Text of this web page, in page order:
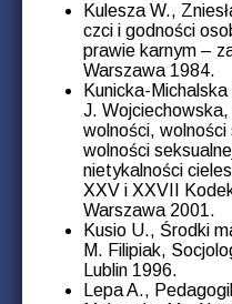
Kulesza W.,
czci i godności
prawie karnym –
Warszawa 1984.
Kunicka-
J.
wolności, wolności
wolności
nietykalności
XXV i XXVII
Warszawa 2001.
Kusio U., Środki
M. Filipiak,
Lublin 1996.
Lepa A.,